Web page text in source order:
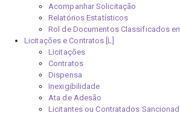
Acompanhar Solicitação
Relatórios Estatísticos
Rol de Documentos Classificados
Licitações e Contratos [L]
Licitações
Contratos
Dispensa
Inexigibilidade
Ata de Adesão
Licitantes ou Contratados